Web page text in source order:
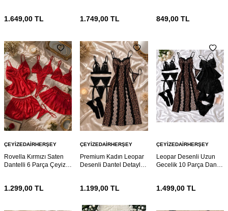
1.649,00 TL 1.749,00 TL 849,00TL
ÇEYIZEDAIRHERŞEY
Rovella Kırmızı Saten
Dantelli 6 Parça Çeyiz
1.299,00 TL
ÇEYIZEDAIRHERŞEY
Premium Kadın Leopar
Desenli Dantel Detaylı 6
1.199,00 TL
ÇEYIZEDAIRHERŞEY
Leopar Desenli Uzun
Gecelik 10 Parça Dantel
1.499,00TL